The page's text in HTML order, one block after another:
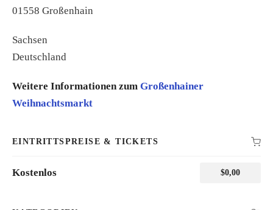
01558 Großenhain
Sachsen
Deutschland
Weitere Informationen zum Großenhainer
Weihnachtsmarkt
EINTRITTSPREISE & TICKETS
Kostenlos $0,00